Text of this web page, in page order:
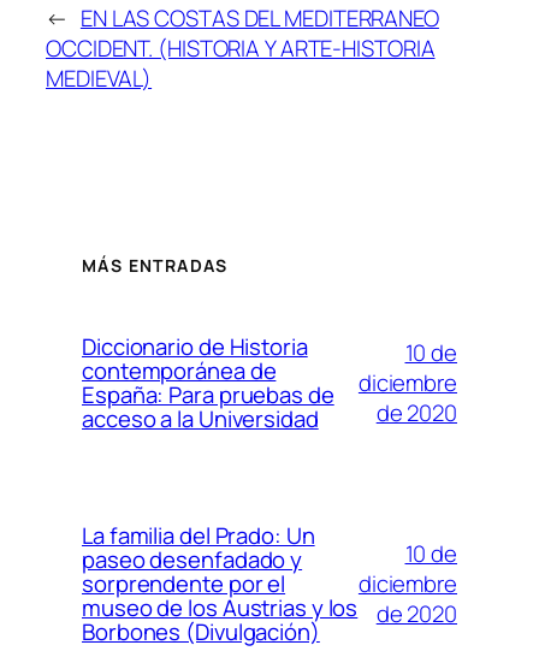
← EN LAS COSTAS DEL MEDITERRANEO
OCCIDENT. (HISTORIA Y ARTE-HISTORIA
MEDIEVAL)
MÁS ENTRADAS
Diccionario de Historia
contemporánea de
España: Para pruebas de
acceso a la Universidad
10 de
diciembre
de 2020
La familia del Prado: Un
paseo desenfadado y
sorprendente por el
museo de los Austrias y los
Borbones (Divulgación)
10 de
diciembre
de 2020